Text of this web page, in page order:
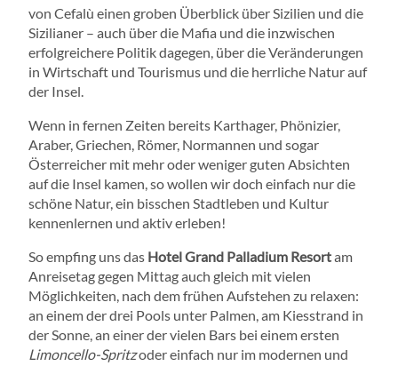
von Cefalù einen groben Überblick über Sizilien und die
Sizilianer – auch über die Mafia und die inzwischen
erfolgreichere Politik dagegen, über die Veränderungen
in Wirtschaft und Tourismus und die herrliche Natur auf
der Insel.
Wenn in fernen Zeiten bereits Karthager, Phönizier,
Araber, Griechen, Römer, Normannen und sogar
Österreicher mit mehr oder weniger guten Absichten
auf die Insel kamen, so wollen wir doch einfach nur die
schöne Natur, ein bisschen Stadtleben und Kultur
kennenlernen und aktiv erleben!
So empfing uns das Hotel Grand Palladium Resortam
Anreisetag gegen Mittag auch gleich mit vielen
Möglichkeiten, nach dem frühen Aufstehen zu relaxen:
an einem der drei Pools unter Palmen, am Kiesstrand in
der Sonne, an einer der vielen Bars bei einem ersten
Limoncello-Spritzoder einfach nur im modernen und